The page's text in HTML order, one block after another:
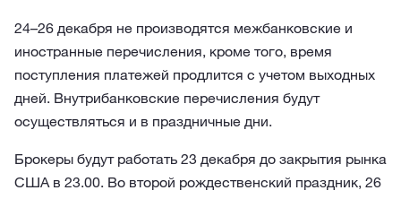
24–26 декабря не производятся межбанковские и
иностранные перечисления, кроме того, время
поступления платежей продлится с учетом выходных
дней. Внутрибанковские перечисления будут
осуществляться и в праздничные дни.
Брокеры будут работать 23 декабря до закрытия рынка
США в 23.00. Во второй рождественский праздник, 26